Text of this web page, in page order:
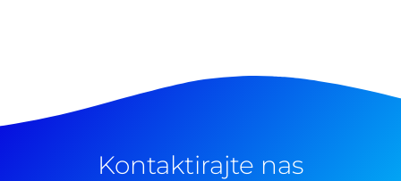
Kontaktirajte nas